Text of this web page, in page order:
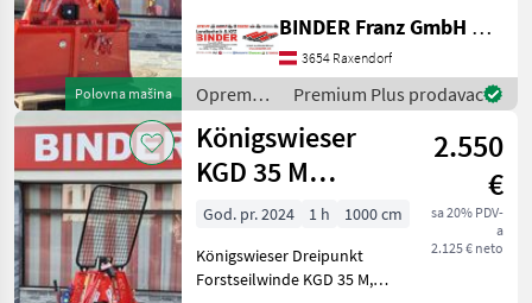
Polovna mašina
Forstseilwinde KGD 42 SA,
Zugleistung 4, 25to,
Schildbreite 1, 30m,
Eigengewicht 305kg,
Mittlere Seilgeschwind
BINDER Franz GmbH & CoKG
3654 Raxendorf
Oprema
za šumu i
obradu
drveta /
Königswieser
Premium Plus prodavac
Königswieser
KGD 35 M
Forstseilwinde
mit
Totmannschaltung
2.550
€
sa 20% PDV-
a
2.125 € neto
God. pr. 2024 1 h
1000 cm
Königswieser Dreipunkt
Forstseilwinde KGD 35 M,